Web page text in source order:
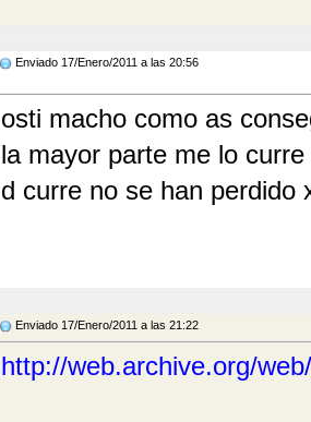
Enviado 17/Enero/2011 a las 20:56
osti macho como as
la mayor parte me lo
d curre no se han perdido
Enviado 17/Enero/2011 a las 21:22
http://web.archive.org/